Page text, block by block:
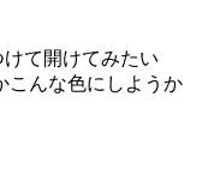
て開けてみたい
こんな色にしようか